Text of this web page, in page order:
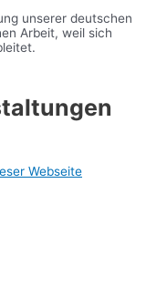
unserer deutschen
Arbeit, weil sich
Webseite